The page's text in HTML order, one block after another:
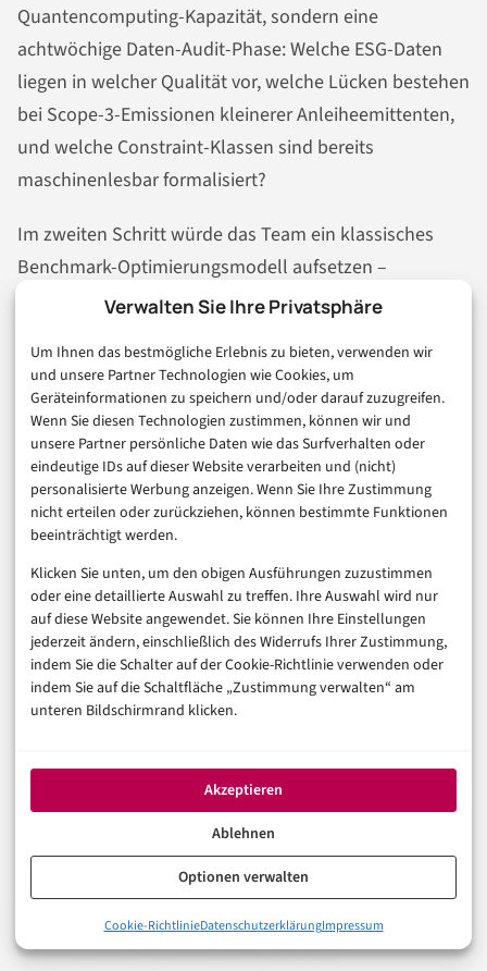
Verwalten Sie Ihre Privatsphäre
Um Ihnen das bestmögliche Erlebnis zu bieten, verwenden wir
und unsere Partner Technologien wie Cookies, um
Geräteinformationen zu speichern und/oder darauf zuzugreifen.
Wenn Sie diesen Technologien zustimmen, können wir und
unsere Partner persönliche Daten wie das Surfverhalten oder
eindeutige IDs auf dieser Website verarbeiten und (nicht)
personalisierte Werbung anzeigen. Wenn Sie Ihre Zustimmung
nicht erteilen oder zurückziehen, können bestimmte Funktionen
beeinträchtigt werden.
Klicken Sie unten, um den obigen Ausführungen zuzustimmen
oder eine detaillierte Auswahl zu treffen. Ihre Auswahl wird nur
auf diese Website angewendet. Sie können Ihre Einstellungen
jederzeit ändern, einschließlich des Widerrufs Ihrer Zustimmung,
indem Sie die Schalter auf der Cookie-Richtlinie verwenden oder
indem Sie auf die Schaltfläche „Zustimmung verwalten“ am
unteren Bildschirmrand klicken.
Akzeptieren
Ablehnen
Optionen verwalten
Cookie-RichtlinieDatenschutzerklärungImpressum
Quantencomputing-Kapazität, sondern eine
achtwöchige Daten-Audit-Phase: Welche ESG-Daten
liegen in welcher Qualität vor, welche Lücken bestehen
bei Scope-3-Emissionen kleinerer Anleiheemittenten,
und welche Constraint-Klassen sind bereits
maschinenlesbar formalisiert?
Im zweiten Schritt würde das Team ein klassisches
Benchmark-Optimierungsmodell aufsetzen –
typischerweise auf Basis eines kommerziellen Mixed-
Lösungsqualität für das konkrete Portfolio
dokumentieren. Erst danach, in einem dritten Schritt,
käme ein hybrider QAOA-Ansatz über eine QaaS-
Schnittstellezum Einsatz, der auf identischen Inputs
und identischen Constraints läuft. Der Vergleich der
Ergebnisse – Lösungsqualität, Laufzeit, Energie- und
Kostenaufwand – gibt dann eine belastbare Grundlage
für die Entscheidung, ob eine weitere Skalierung
sinnvoll ist.
Dieses Vorgehen klingt unspektakulär. Das ist
beabsichtigt. Technologieprojekte im institutionellen
Versprechungen starten, enden häufig in teuren
Schubladenprojekten. Ein iterativer, benchmark-
orientierter Ansatz schützt vor diesem Schicksal – und
produziert gleichzeitig die Dokumentation, die
produktiver Systeme verlangen werden.
Die 13-Prozent-Lücke: Warum ESG-Portfolios ein